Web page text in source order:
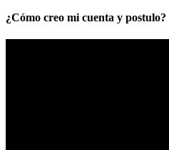
¿Cómo creo mi cuenta y postulo?